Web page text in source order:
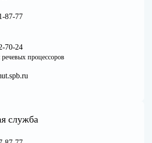
87-77
70-24
речевых процессоров
служба